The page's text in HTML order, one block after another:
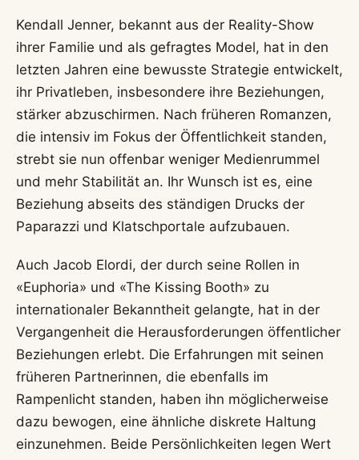
Kendall Jenner, bekannt aus der Reality-Show
ihrer Familie und als gefragtes Model, hat in den
letzten Jahren eine bewusste Strategie entwickelt,
ihr Privatleben, insbesondere ihre Beziehungen,
stärker abzuschirmen. Nach früheren Romanzen,
die intensiv im Fokus der Öffentlichkeit standen,
strebt sie nun offenbar weniger Medienrummel
und mehr Stabilität an. Ihr Wunsch ist es, eine
Beziehung abseits des ständigen Drucks der
Paparazzi und Klatschportale aufzubauen.
Auch Jacob Elordi, der durch seine Rollen in
«Euphoria» und «The Kissing Booth» zu
internationaler Bekanntheit gelangte, hat in der
Vergangenheit die Herausforderungen öffentlicher
Beziehungen erlebt. Die Erfahrungen mit seinen
früheren Partnerinnen, die ebenfalls im
Rampenlicht standen, haben ihn möglicherweise
dazu bewogen, eine ähnliche diskrete Haltung
einzunehmen. Beide Persönlichkeiten legen Wert